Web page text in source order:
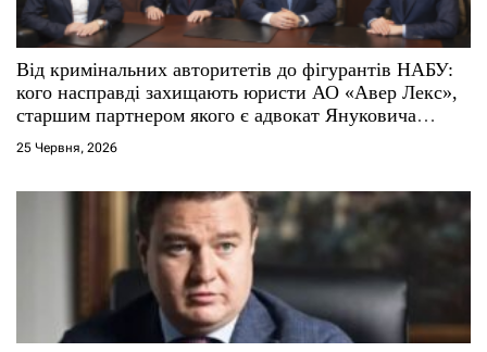
с
і
в
Від кримінальних авторитетів до фігурантів НАБУ:
кого насправді захищають юристи АО «Авер Лекс»,
старшим партнером якого є адвокат Януковича
Віталій Сердюк
25 Червня, 2026